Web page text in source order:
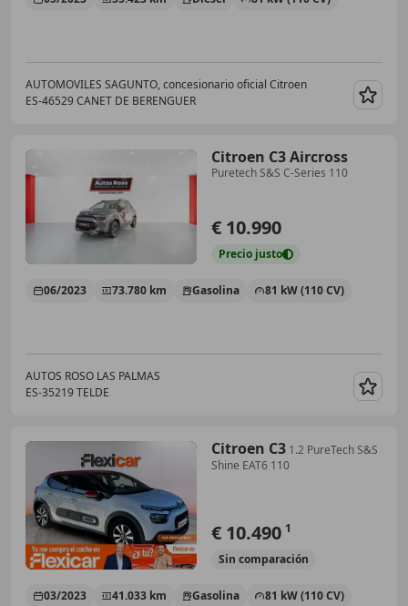
AUTOMOVILES SAGUNTO, concesionario oficial Citroen
ES-46529 CANET DE BERENGUER
Citroen C3 Aircross
Puretech S&S C-Series 110
€ 10.990
Precio justo
06/2023 73.780 km Gasolina 81 kW (110 CV)
AUTOS ROSO LAS PALMAS
ES-35219 TELDE
Citroen C3 1.2 PureTech S&S
Shine EAT6 110
€ 10.490 1
Sin comparación
03/2023 41.033 km Gasolina 81 kW (110 CV)